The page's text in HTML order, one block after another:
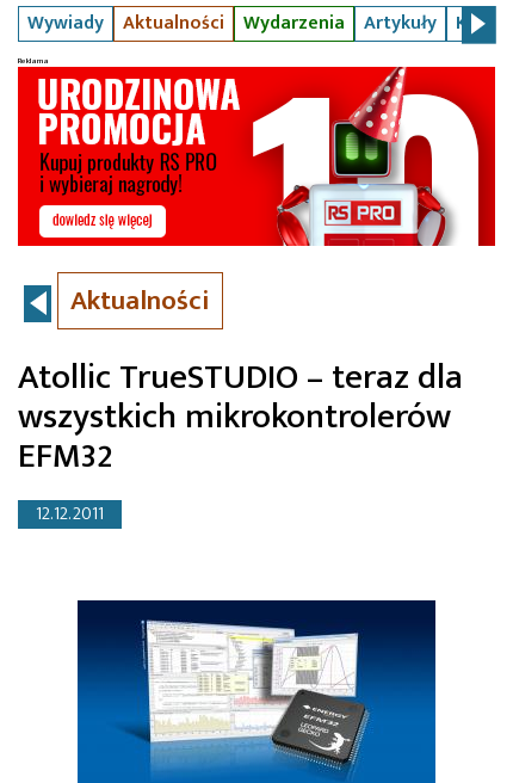
Wywiady Aktualności Wydarzenia Artykuły Kursy
Aktualności
Atollic TrueSTUDIO – teraz dla
wszystkich mikrokontrolerów
EFM32
12.12.2011